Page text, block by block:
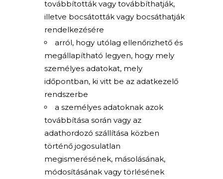
továbbították vagy továbbíthatják,
illetve bocsátották vagy bocsáthatják
rendelkezésére
arról, hogy utólag ellenőrizhető és
megállapítható legyen, hogy mely
személyes adatokat, mely
időpontban, ki vitt be az adatkezelő
rendszerbe
a személyes adatoknak azok
továbbítása során vagy az
adathordozó szállítása közben
történő jogosulatlan
megismerésének, másolásának,
módosításának vagy törlésének